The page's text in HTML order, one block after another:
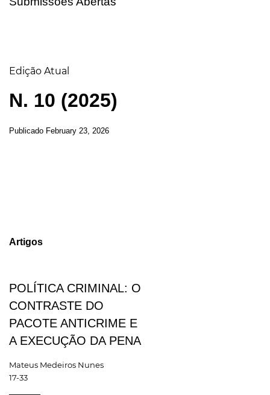
Edição Atual
N. 10 (2025)
Publicado February 23, 2026
Artigos
POLÍTICA CRIMINAL: O
CONTRASTE DO
PACOTE ANTICRIME E
A EXECUÇÃO DA PENA
Mateus Medeiros Nunes
17-33